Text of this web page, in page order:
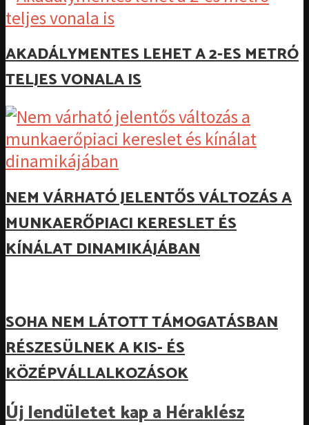
AKADÁLYMENTES LEHET A 2-ES METRÓ
TELJES VONALA IS
NEM VÁRHATÓ JELENTŐS VÁLTOZÁS A
MUNKAERŐPIACI KERESLET ÉS
KÍNÁLAT DINAMIKÁJÁBAN
SOHA NEM LÁTOTT TÁMOGATÁSBAN
RÉSZESÜLNEK A KIS- ÉS
KÖZÉPVÁLLALKOZÁSOK
Új lendületet kap a Héraklész